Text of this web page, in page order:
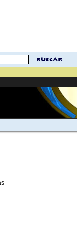
buscar